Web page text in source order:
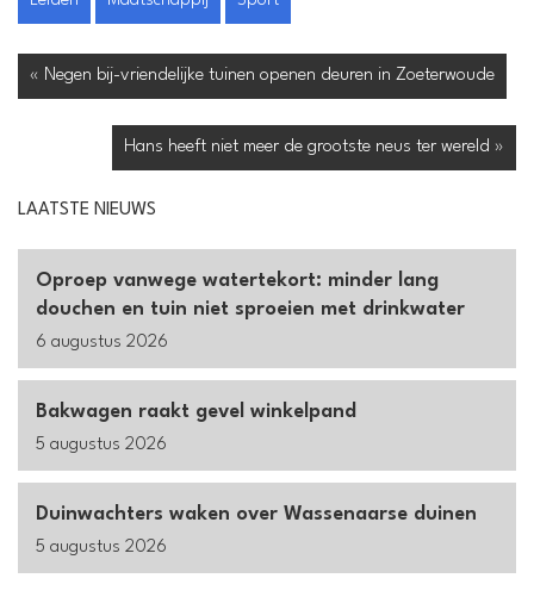
« Negen bij-vriendelijke tuinen openen deuren in Zoeterwoude
Hans heeft niet meer de grootste neus ter wereld »
LAATSTE NIEUWS
Oproep vanwege watertekort: minder lang
douchen en tuin niet sproeien met drinkwater
6 augustus 2026
Bakwagen raakt gevel winkelpand
5 augustus 2026
Duinwachters waken over Wassenaarse duinen
5 augustus 2026